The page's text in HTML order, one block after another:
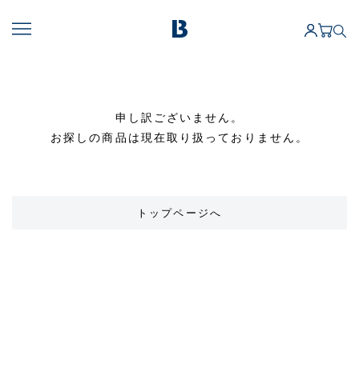
申し訳ございません。
お探しの商品は現在取り扱っておりません。
トップページへ